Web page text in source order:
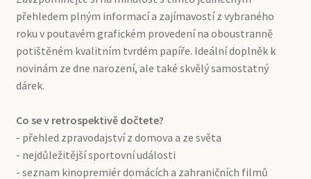
přehledem plným informací a zajímavostí z vybraného
roku v poutavém grafickém provedení na oboustranně
potištěném kvalitním tvrdém papíře. Ideální doplněk k
novinám ze dne narození, ale také skvělý samostatný
dárek.
Co se v retrospektivě dočtete?
- přehled zpravodajství z domova a ze světa
- nejdůležitější sportovní události
- seznam kinopremiér domácích a zahraničních filmů